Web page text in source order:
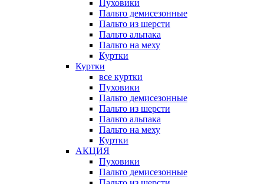
Пуховики
Пальто демисезонные
Пальто из шерсти
Пальто альпака
Пальто на меху
Куртки
Куртки
все куртки
Пуховики
Пальто демисезонные
Пальто из шерсти
Пальто альпака
Пальто на меху
Куртки
АКЦИЯ
Пуховики
Пальто демисезонные